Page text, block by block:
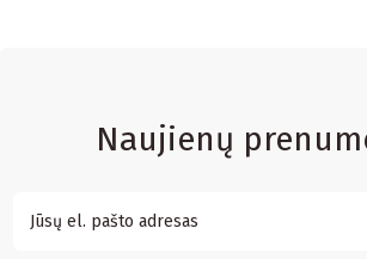
Naujienų